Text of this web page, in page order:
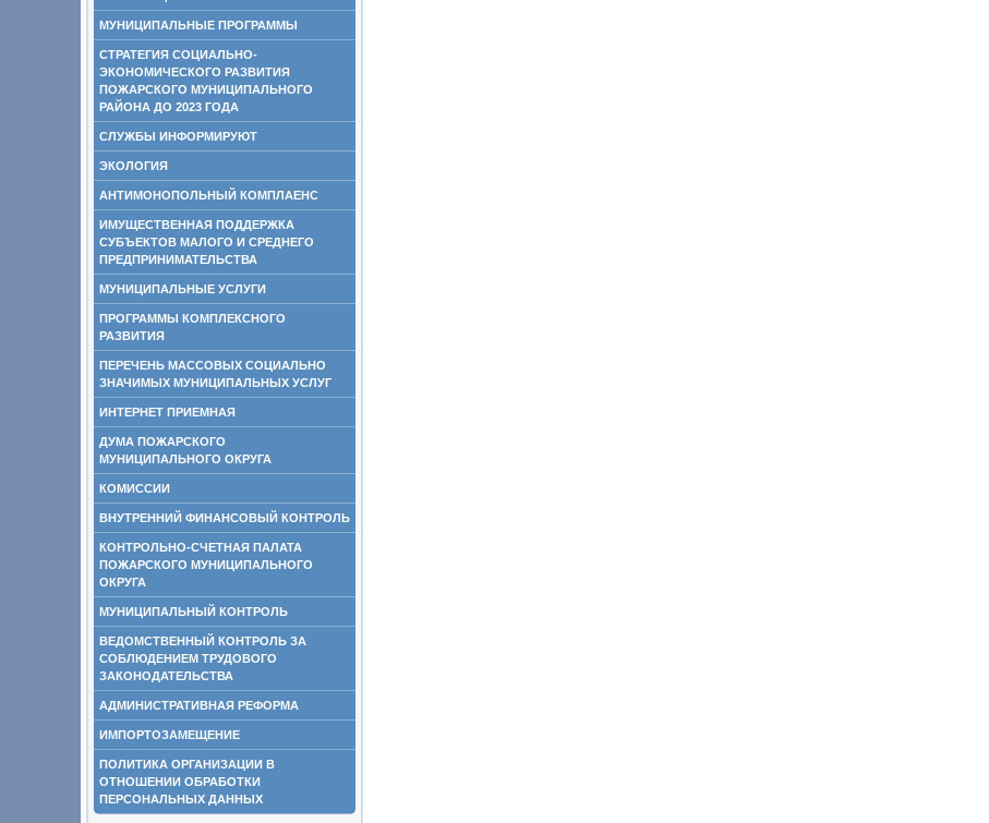
МУНИЦИПАЛЬНЫЕ ПРОГРАММЫ
СТРАТЕГИЯ СОЦИАЛЬНО-
ЭКОНОМИЧЕСКОГО РАЗВИТИЯ
ПОЖАРСКОГО МУНИЦИПАЛЬНОГО
РАЙОНА ДО 2023 ГОДА
СЛУЖБЫ ИНФОРМИРУЮТ
ЭКОЛОГИЯ
АНТИМОНОПОЛЬНЫЙ КОМПЛАЕНС
ИМУЩЕСТВЕННАЯ ПОДДЕРЖКА
СУБЪЕКТОВ МАЛОГО И СРЕДНЕГО
ПРЕДПРИНИМАТЕЛЬСТВА
МУНИЦИПАЛЬНЫЕ УСЛУГИ
ПРОГРАММЫ КОМПЛЕКСНОГО
РАЗВИТИЯ
ПЕРЕЧЕНЬ МАССОВЫХ СОЦИАЛЬНО
ЗНАЧИМЫХ МУНИЦИПАЛЬНЫХ УСЛУГ
ИНТЕРНЕТ ПРИЕМНАЯ
ДУМА ПОЖАРСКОГО
МУНИЦИПАЛЬНОГО ОКРУГА
КОМИССИИ
ВНУТРЕННИЙ ФИНАНСОВЫЙ КОНТРОЛЬ
КОНТРОЛЬНО-СЧЕТНАЯ ПАЛАТА
ПОЖАРСКОГО МУНИЦИПАЛЬНОГО
ОКРУГА
МУНИЦИПАЛЬНЫЙ КОНТРОЛЬ
ВЕДОМСТВЕННЫЙ КОНТРОЛЬ ЗА
СОБЛЮДЕНИЕМ ТРУДОВОГО
ЗАКОНОДАТЕЛЬСТВА
АДМИНИСТРАТИВНАЯ РЕФОРМА
ИМПОРТОЗАМЕЩЕНИЕ
ПОЛИТИКА ОРГАНИЗАЦИИ В
ОТНОШЕНИИ ОБРАБОТКИ
ПЕРСОНАЛЬНЫХ ДАННЫХ